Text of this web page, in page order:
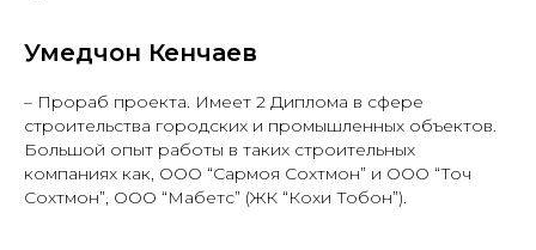
Умедчон Кенчаев
– Прораб проекта. Имеет 2 Диплома в сфере
строительства городских и промышленных объектов.
Большой опыт работы в таких строительных
компаниях как, ООО “Сармоя Сохтмон” и ООО “Точ
Сохтмон”, ООО “Мабетс” (ЖК “Кохи Тобон”).